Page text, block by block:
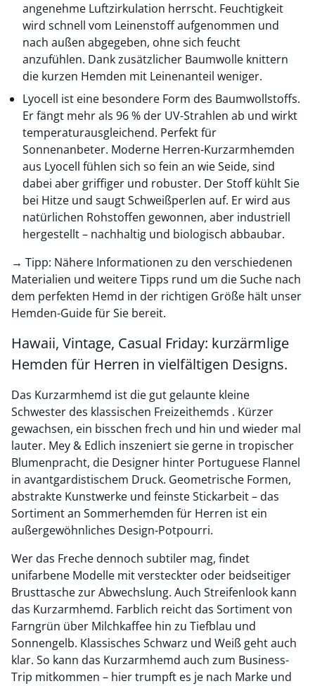
angenehme Luftzirkulation herrscht. Feuchtigkeit
wird schnell vom Leinenstoff aufgenommen und
nach außen abgegeben, ohne sich feucht
anzufühlen. Dank zusätzlicher Baumwolle knittern
die kurzen Hemden mit Leinenanteil weniger.
Lyocell ist eine besondere Form des Baumwollstoffs.
Er fängt mehr als 96 % der UV-Strahlen ab und wirkt
temperaturausgleichend. Perfekt für
Sonnenanbeter. Moderne Herren-Kurzarmhemden
aus Lyocell fühlen sich so fein an wie Seide, sind
dabei aber griffiger und robuster. Der Stoff kühlt Sie
bei Hitze und saugt Schweißperlen auf. Er wird aus
natürlichen Rohstoffen gewonnen, aber industriell
hergestellt – nachhaltig und biologisch abbaubar.
→ Tipp: Nähere Informationen zu den verschiedenen
Materialien und weitere Tipps rund um die Suche nach
dem perfekten Hemd in der richtigen Größe hält unser
Hemden-Guide für Sie bereit.
Hawaii, Vintage, Casual Friday: kurzärmlige
Hemden für Herren in vielfältigen Designs.
Das Kurzarmhemd ist die gut gelaunte kleine
Schwester des klassischen Freizeithemds . Kürzer
gewachsen, ein bisschen frech und hin und wieder mal
lauter. Mey & Edlich inszeniert sie gerne in tropischer
Blumenpracht, die Designer hinter Portuguese Flannel
in avantgardistischem Druck. Geometrische Formen,
abstrakte Kunstwerke und feinste Stickarbeit – das
Sortiment an Sommerhemden für Herren ist ein
außergewöhnliches Design-Potpourri.
Wer das Freche dennoch subtiler mag, findet
unifarbene Modelle mit versteckter oder beidseitiger
Brusttasche zur Abwechslung. Auch Streifenlook kann
das Kurzarmhemd. Farblich reicht das Sortiment von
Farngrün über Milchkaffee hin zu Tiefblau und
Sonnengelb. Klassisches Schwarz und Weiß geht auch
klar. So kann das Kurzarmhemd auch zum Business-
Trip mitkommen – hier trumpft es je nach Marke und